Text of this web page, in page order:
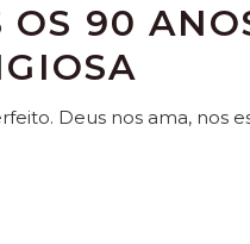
OS 90
Deus nos ama, nos